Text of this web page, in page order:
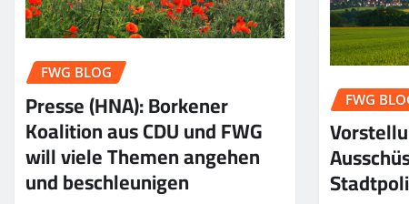
FWG BLOG
Presse (HNA): Borkener
Koalition aus CDU und FWG
will viele Themen angehen
und beschleunigen
FWG